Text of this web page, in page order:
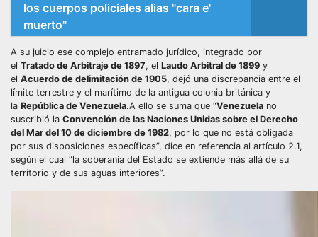
los cuerpos policiales alias "cara e'
muerto"
A su juicio ese complejo entramado jurídico, integrado por
el Tratado de Arbitraje de 1897, el Laudo Arbitral de 1899 y
el Acuerdo de delimitación de 1905, dejó una discrepancia entre el
límite terrestre y el marítimo de la antigua colonia británica y
la República de Venezuela.A ello se suma que “Venezuela no
suscribió la Convención de las Naciones Unidas sobre el Derecho
del Mar del 10 de diciembre de 1982, por lo que no está obligada
por sus disposiciones específicas”, dice en referencia al artículo 2.1,
según el cual “la soberanía del Estado se extiende más allá de su
territorio y de sus aguas interiores”.